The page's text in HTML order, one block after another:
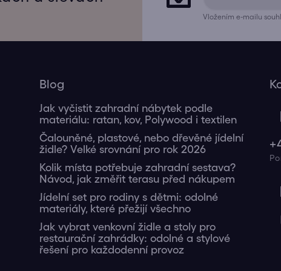
Vložením e-mailu
Blog
Jak vyčistit zahradní nábytek podle
materiálu: ratan, kov, Polywood i textilen
Čalouněné, plastové, nebo dřevěné jídelní
židle? Velké srovnání pro rok 2026
Kolik místa potřebuje zahradní sestava?
Návod, jak změřit terasu před nákupem
Jídelní set pro rodiny s dětmi: odolné
materiály, které přežijí všechno
Jak vybrat venkovní židle a stoly pro
restaurační zahrádky: odolné a stylové
řešení pro každodenní provoz